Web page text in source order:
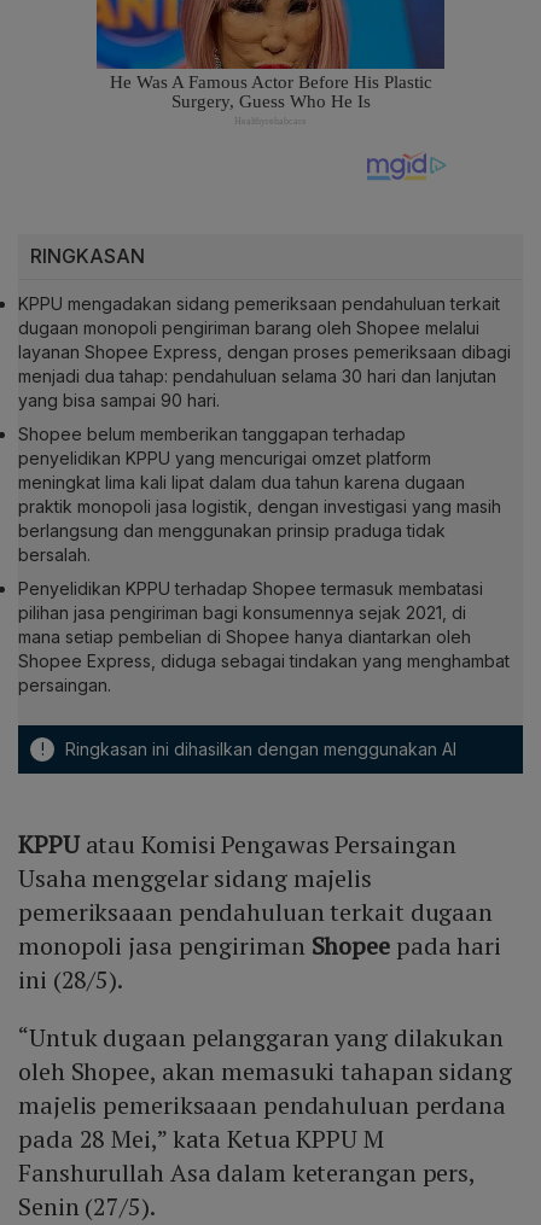
RINGKASAN
KPPU mengadakan sidang pemeriksaan pendahuluan terkait
dugaan monopoli pengiriman barang oleh Shopee melalui
layanan Shopee Express, dengan proses pemeriksaan dibagi
menjadi dua tahap: pendahuluan selama 30 hari dan lanjutan
yang bisa sampai 90 hari.
Shopee belum memberikan tanggapan terhadap
penyelidikan KPPU yang mencurigai omzet platform
meningkat lima kali lipat dalam dua tahun karena dugaan
praktik monopoli jasa logistik, dengan investigasi yang masih
berlangsung dan menggunakan prinsip praduga tidak
bersalah.
Penyelidikan KPPU terhadap Shopee termasuk membatasi
pilihan jasa pengiriman bagi konsumennya sejak 2021, di
mana setiap pembelian di Shopee hanya diantarkan oleh
Shopee Express, diduga sebagai tindakan yang menghambat
persaingan.
! Ringkasan ini dihasilkan dengan menggunakan AI
KPPUatau Komisi Pengawas Persaingan
Usaha menggelar sidang majelis
pemeriksaaan pendahuluan terkait dugaan
monopoli jasa pengiriman Shopeepada hari
ini (28/5).
“Untuk dugaan pelanggaran yang dilakukan
oleh Shopee, akan memasuki tahapan sidang
majelis pemeriksaaan pendahuluan perdana
pada 28 Mei,” kata Ketua KPPU M
Fanshurullah Asa dalam keterangan pers,
Senin (27/5).